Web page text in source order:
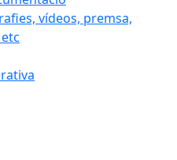
vídeos, premsa,